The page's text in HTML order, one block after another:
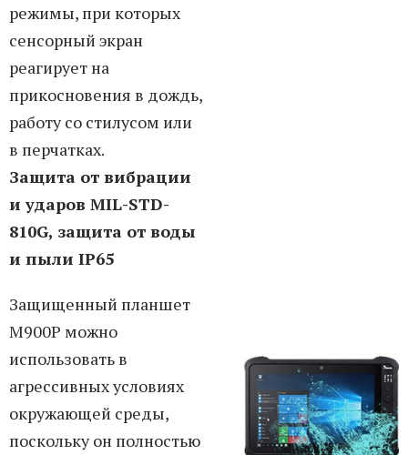
режимы, при которых
сенсорный экран
реагирует на
прикосновения в дождь,
работу со стилусом или
в перчатках.
Защита от вибрации
и ударов MIL-STD-
810G, защита от воды
и пыли IP65
Защищенный планшет
M900P можно
использовать в
агрессивных условиях
окружающей среды,
поскольку он полностью